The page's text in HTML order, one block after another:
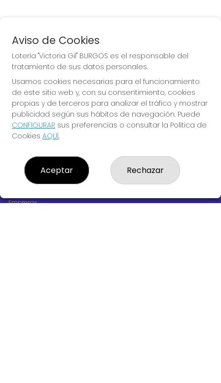
La de la Antigua de
Gamonal
¿Quiénes somos?
Comprar lotería
Resultados
Empresas
Aviso de Cookies
Lotería "Victoria Gil" BURGOS es el responsable del
tratamiento de sus datos personales.
Usamos cookies necesarias para el funcionamiento
de este sitio web y, con su consentimiento, cookies
propias y de terceros para analizar el tráfico y mostrar
publicidad según sus hábitos de navegación. Puede
CONFIGURAR sus preferencias o consultar la Política de
Cookies AQUÍ.
Aceptar Rechazar